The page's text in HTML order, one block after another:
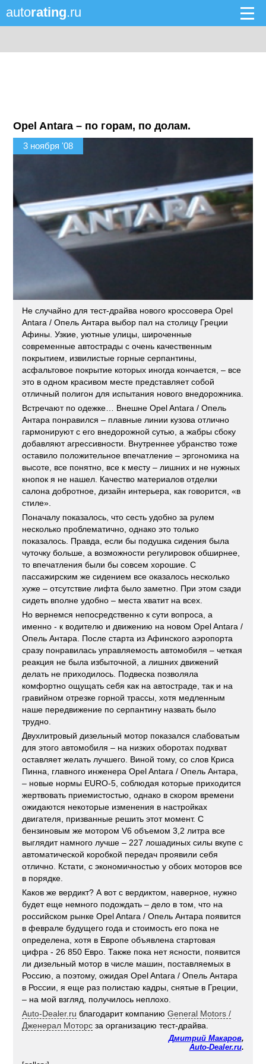
autorating.ru
Opel Antara – по горам, по долам.
3 ноября '08
Не случайно для тест-драйва нового кроссовера Opel
Antara / Опель Антара выбор пал на столицу Греции
Афины. Узкие, уютные улицы, широченные
современные автострады с очень качественным
покрытием, извилистые горные серпантины,
асфальтовое покрытие которых иногда кончается, – все
это в одном красивом месте представляет собой
отличный полигон для испытания нового внедорожника.
Встречают по одежке… Внешне Opel Antara / Опель
Антара понравился – плавные линии кузова отлично
гармонируют с его внедорожной сутью, а жабры сбоку
добавляют агрессивности. Внутреннее убранство тоже
оставило положительное впечатление – эргономика на
высоте, все понятно, все к месту – лишних и не нужных
кнопок я не нашел. Качество материалов отделки
салона добротное, дизайн интерьера, как говорится, «в
стиле».
Поначалу показалось, что сесть удобно за рулем
несколько проблематично, однако это только
показалось. Правда, если бы подушка сидения была
чуточку больше, а возможности регулировок обширнее,
то впечатления были бы совсем хорошие. С
пассажирским же сидением все оказалось несколько
хуже – отсутствие лифта было заметно. При этом сзади
сидеть вполне удобно – места хватит на всех.
Но вернемся непосредственно к сути вопроса, а
именно - к водителю и движению на новом Opel Antara /
Опель Антара. После старта из Афинского аэропорта
сразу понравилась управляемость автомобиля – четкая
реакция не была избыточной, а лишних движений
делать не приходилось. Подвеска позволяла
комфортно ощущать себя как на автостраде, так и на
гравийном отрезке горной трассы, хотя медленным
наше передвижение по серпантину назвать было
трудно.
Двухлитровый дизельный мотор показался слабоватым
для этого автомобиля – на низких оборотах подхват
оставляет желать лучшего. Виной тому, со слов Криса
Пинна, главного инженера Opel Antara / Опель Антара,
– новые нормы EURO-5, соблюдая которые приходится
жертвовать приемистостью, однако в скором времени
ожидаются некоторые изменения в настройках
двигателя, призванные решить этот момент. С
бензиновым же мотором V6 объемом 3,2 литра все
выглядит намного лучше – 227 лошадиных силы вкупе с
автоматической коробкой передач проявили себя
отлично. Кстати, с экономичностью у обоих моторов все
в порядке.
Каков же вердикт? А вот с вердиктом, наверное, нужно
будет еще немного подождать – дело в том, что на
российском рынке Opel Antara / Опель Антара появится
в феврале будущего года и стоимость его пока не
определена, хотя в Европе объявлена стартовая
цифра - 26 850 Евро. Также пока нет ясности, появится
ли дизельный мотор в числе машин, поставляемых в
Россию, а поэтому, ожидая Opel Antara / Опель Антара
в России, я еще раз полистаю кадры, снятые в Греции,
– на мой взгляд, получилось неплохо.
Auto-Dealer.ru благодарит компаниюGeneral Motors /
Дженерал Моторс за организацию тест-драйва.
Дмитрий Макаров,
Auto-Dealer.ru.